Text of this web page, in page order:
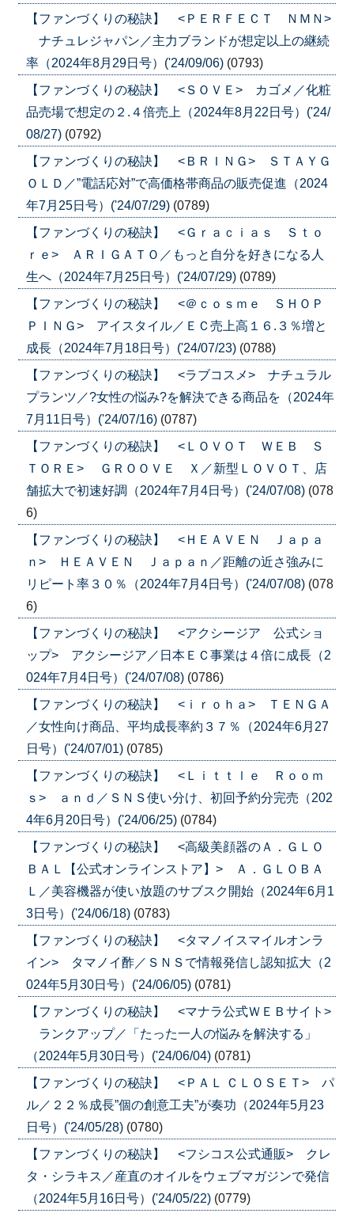
【ファンづくりの秘訣】 <ＰＥＲＦＥＣＴ ＮＭＮ>
ナチュレジャパン／主力ブランドが想定以上の継続
率（2024年8月29日号）('24/09/06) (0793)
【ファンづくりの秘訣】 <ＳＯＶＥ> カゴメ／化粧
品売場で想定の２.４倍売上（2024年8月22日号）('24/
08/27) (0792)
【ファンづくりの秘訣】 <ＢＲＩＮＧ> ＳＴＡＹＧ
ＯＬＤ／”電話応対”で高価格帯商品の販売促進（2024
年7月25日号）('24/07/29) (0789)
【ファンづくりの秘訣】 <Ｇｒａｃｉａｓ Ｓｔｏ
ｒｅ> ＡＲＩＧＡＴＯ／もっと自分を好きになる人
生へ（2024年7月25日号）('24/07/29) (0789)
【ファンづくりの秘訣】 <＠ｃｏｓｍｅ ＳＨＯＰ
ＰＩＮＧ> アイスタイル／ＥＣ売上高１６.３％増と
成長（2024年7月18日号）('24/07/23) (0788)
【ファンづくりの秘訣】 <ラブコスメ> ナチュラル
プランツ／?女性の悩み?を解決できる商品を（2024年
7月11日号）('24/07/16) (0787)
【ファンづくりの秘訣】 <ＬＯＶＯＴ ＷＥＢ Ｓ
ＴＯＲＥ> ＧＲＯＯＶＥ Ｘ／新型ＬＯＶＯＴ、店
舗拡大で初速好調（2024年7月4日号）('24/07/08) (078
6)
【ファンづくりの秘訣】 <ＨＥＡＶＥＮ Ｊａｐａ
ｎ> ＨＥＡＶＥＮ Ｊａｐａｎ／距離の近さ強みに
リピート率３０％（2024年7月4日号）('24/07/08) (078
6)
【ファンづくりの秘訣】 <アクシージア 公式ショ
ップ> アクシージア／日本ＥＣ事業は４倍に成長（2
024年7月4日号）('24/07/08) (0786)
【ファンづくりの秘訣】 <ｉｒｏｈａ> ＴＥＮＧＡ
／女性向け商品、平均成長率約３７％（2024年6月27
日号）('24/07/01) (0785)
【ファンづくりの秘訣】 <Ｌｉｔｔｌｅ Ｒｏｏｍ
ｓ> ａｎｄ／ＳＮＳ使い分け、初回予約分完売（202
4年6月20日号）('24/06/25) (0784)
【ファンづくりの秘訣】 <高級美顔器のＡ．ＧＬＯ
ＢＡＬ【公式オンラインストア】> Ａ．ＧＬＯＢＡ
Ｌ／美容機器が使い放題のサブスク開始（2024年6月1
3日号）('24/06/18) (0783)
【ファンづくりの秘訣】 <タマノイスマイルオンラ
イン> タマノイ酢／ＳＮＳで情報発信し認知拡大（2
024年5月30日号）('24/06/05) (0781)
【ファンづくりの秘訣】 <マナラ公式ＷＥＢサイト>
ランクアップ／「たった一人の悩みを解決する」
（2024年5月30日号）('24/06/04) (0781)
【ファンづくりの秘訣】 <ＰＡＬ ＣＬＯＳＥＴ> パ
ル／２２％成長”個の創意工夫”が奏功（2024年5月23
日号）('24/05/28) (0780)
【ファンづくりの秘訣】 <フシコス公式通販> クレ
タ・シラキス／産直のオイルをウェブマガジンで発信
（2024年5月16日号）('24/05/22) (0779)